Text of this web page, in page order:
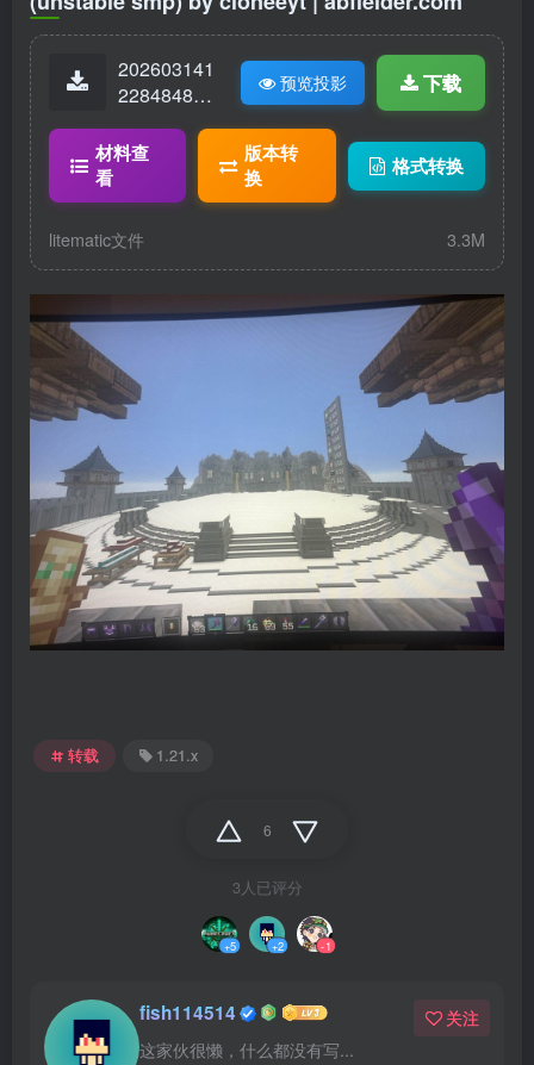
202603141
22848480-
m-abfielder.
预览投影 下载
材料查
看
版本转
换
格式转换
litematic文件 3.3M
转载 1.21.x
6
3人已评分
+5 +2 -1
fish114514
这家伙很懒，什么都没有写...
关注